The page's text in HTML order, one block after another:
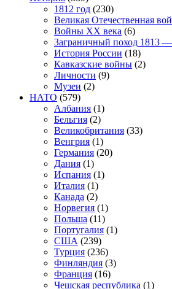
1812 год (230)
Великая Отечественная
Войны XX века (6)
Заграничный поход 1813
История России (18)
Кавказские войны (2)
Личности (9)
Музеи (2)
НАТО (579)
Албания (1)
Бельгия (2)
Великобритания (33)
Венгрия (1)
Германия (20)
Дания (1)
Испания (1)
Италия (1)
Канада (2)
Норвегия (1)
Польша (11)
Португалия (1)
США (239)
Турция (236)
Финляндия (3)
Франция (16)
Чешская республика (1)